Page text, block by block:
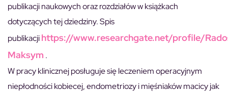
publikacji naukowych oraz rozdziałów w książkach
dotyczących tej dziedziny. Spis
publikacjihttps://www.researchgate.net/profile/
Maksym .
W pracy klinicznej posługuje się leczeniem operacyjnym
niepłodności kobiecej, endometriozy i mięśniaków macicy jak